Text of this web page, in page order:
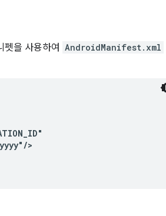
펫을 사용하여 AndroidManifest.xml
>